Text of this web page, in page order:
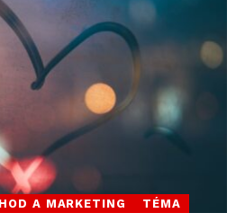
A MARKETING TÉMA